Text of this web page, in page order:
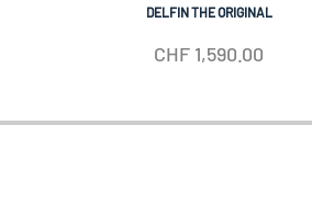
DELFIN THE ORIGINAL
CHF 1,590.00